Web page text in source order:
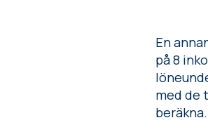
En
på 8
med de
beräkna.